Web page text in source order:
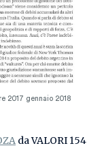
2017 gennaio 2018
da VALORI 154